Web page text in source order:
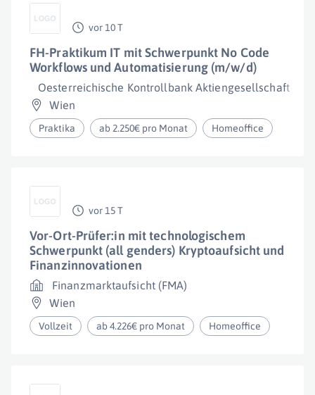
vor 10 T
FH-Praktikum IT mit Schwerpunkt No Code
Workflows und Automatisierung (m/w/d)
Oesterreichische Kontrollbank Aktiengesellschaft
Wien
Praktika ab 2.250€ pro Monat Homeoffice
vor 15 T
Vor-Ort-Prüfer:in mit technologischem
Schwerpunkt (all genders) Kryptoaufsicht und
Finanzinnovationen
Finanzmarktaufsicht (FMA)
Wien
Vollzeit ab 4.226€ pro Monat Homeoffice